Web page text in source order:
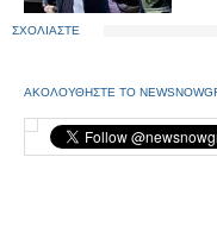
ΣΧΟΛΙΑΣΤΕ
ΑΚΟΛΟΥΘΗΣΤΕ ΤΟ